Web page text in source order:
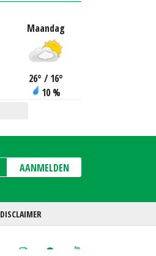
Maandag
26° / 16°
10 %
AANMELDEN
DISCLAIMER